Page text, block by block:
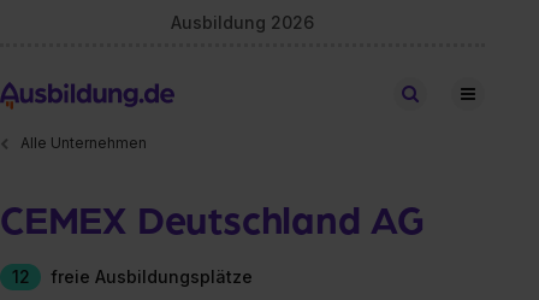
Ausbildung 2026
Stellen finden
Alle Unternehmen
CEMEX Deutschland AG
12
freie Ausbildungsplätze